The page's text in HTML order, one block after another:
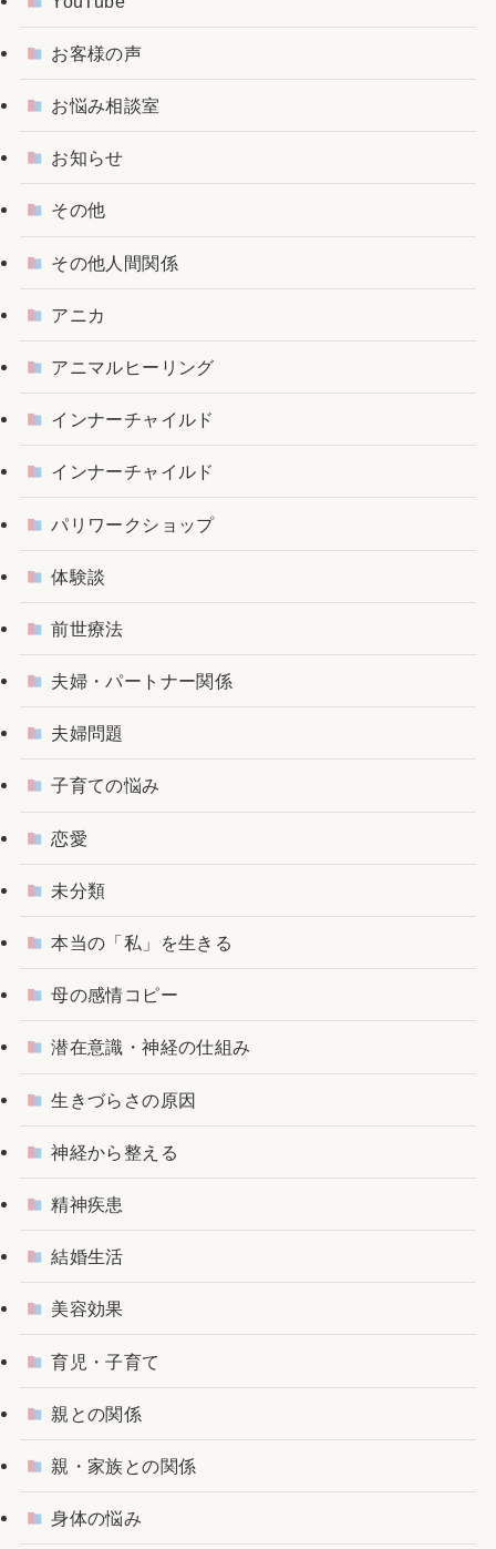
お客様の声
お悩み相談室
お知らせ
その他
その他人間関係
アニカ
アニマルヒーリング
インナーチャイルド
インナーチャイルド
パリワークショップ
体験談
前世療法
夫婦・パートナー関係
夫婦問題
子育ての悩み
恋愛
未分類
本当の「私」を生きる
母の感情コピー
潜在意識・神経の仕組み
生きづらさの原因
神経から整える
精神疾患
結婚生活
美容効果
育児・子育て
親との関係
親・家族との関係
身体の悩み